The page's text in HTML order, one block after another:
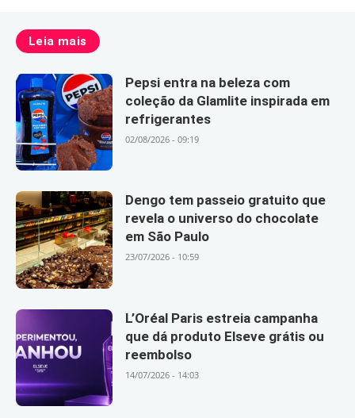
Leia mais
Pepsi entra na beleza com
coleção da Glamlite inspirada em
refrigerantes
02/08/2026 - 09:19
Dengo tem passeio gratuito que
revela o universo do chocolate
em São Paulo
23/07/2026 - 10:59
L’Oréal Paris estreia campanha
que dá produto Elseve grátis ou
reembolso
14/07/2026 - 14:03